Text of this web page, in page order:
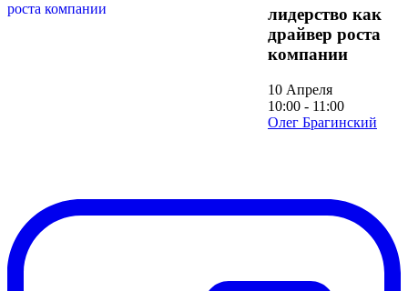
лидерство как
драйвер роста
компании
10 Апреля
10:00 - 11:00
Олег Брагинский